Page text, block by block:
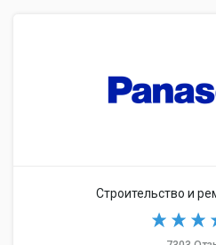
Строительство и